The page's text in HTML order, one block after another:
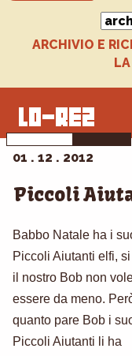
ARCHIVIO E
01 . 12 . 2012
Piccoli
Babbo Natale ha i
Piccoli Aiutanti elfi,
il nostro Bob non
essere da meno.
quanto pare Bob i
Piccoli Aiutanti li ha